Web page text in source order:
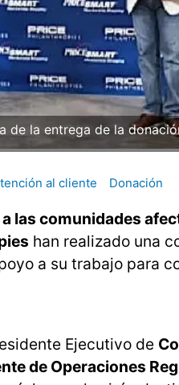
de la entrega de la
al cliente Donación
comunidades
han realizado una
a su trabajo para
Ejecutivo de
de Operaciones